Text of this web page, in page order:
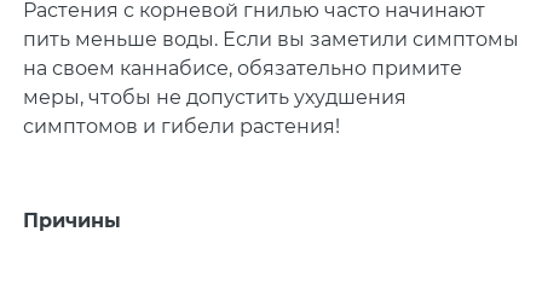
Растения с корневой гнилью часто начинают
пить меньше воды. Если вы заметили симптомы
на своем каннабисе, обязательно примите
меры, чтобы не допустить ухудшения
симптомов и гибели растения!
Причины